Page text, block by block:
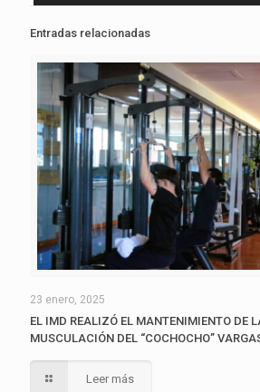
Entradas relacionadas
23 enero, 2025
EL IMD REALIZÓ EL MANTENIMIENTO DE
MUSCULACIÓN DEL “COCHOCHO”
Leer más